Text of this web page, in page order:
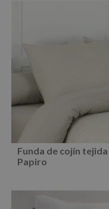
Funda de cojín tejida
Papiro